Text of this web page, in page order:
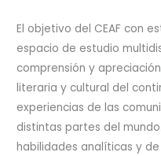
El objetivo del CEAF con
espacio de estudio
comprensión y
literaria y cultural del
experiencias de las
distintas partes del
habilidades analíticas y